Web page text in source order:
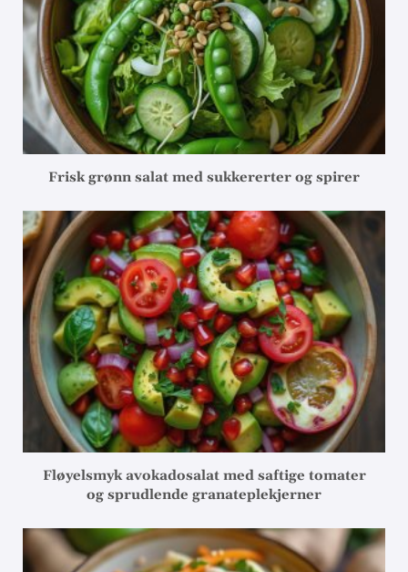
Frisk grønn salat med sukkererter og spirer
Fløyelsmyk avokadosalat med saftige tomater
og sprudlende granateplekjerner